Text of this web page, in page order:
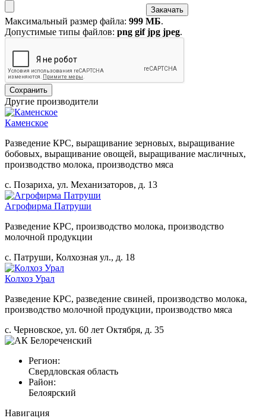
Максимальный размер файла: 999 МБ.
Допустимые типы файлов: png gif jpg jpeg.
Другие производители
Каменское
Разведение КРС, выращивание зерновых, выращивание
бобовых, выращивание овощей, выращивание масличных,
производство молока, производство мяса
с. Позариха, ул. Механизаторов, д. 13
Агрофирма Патруши
Разведение КРС, производство молока, производство
молочной продукции
с. Патруши, Колхозная ул., д. 18
Колхоз Урал
Разведение КРС, разведение свиней, производство молока,
производство молочной продукции, производство мяса
с. Черновское, ул. 60 лет Октября, д. 35
Регион:
Свердловская область
Район:
Белоярский
Навигация